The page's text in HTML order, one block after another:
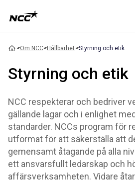
Om NCC Hållbarhet Styrning och etik
Styrning och etik
NCC respekterar och bedriver
gällande lagar och i enlighet
standarder. NCCs program för
utformat för att säkerställa att
gemensamt åtagande på alla
ett ansvarsfullt ledarskap och
affärsverksamheten. Vidare